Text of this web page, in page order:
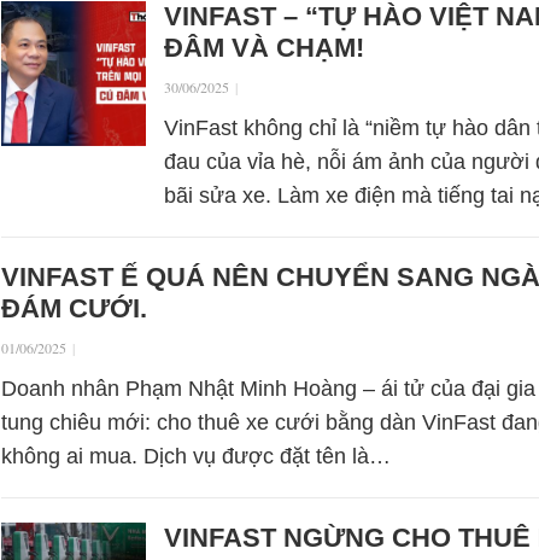
VINFAST – “TỰ HÀO VIỆT
ĐÂM VÀ CHẠM!
30/06/2025 |
VinFast không chỉ là “niềm tự hào dân
đau của vỉa hè, nỗi ám ảnh của người
bãi sửa xe. Làm xe điện mà tiếng tai
VINFAST Ế QUÁ NÊN CHUYỂN SANG
ĐÁM CƯỚI.
01/06/2025 |
Doanh nhân Phạm Nhật Minh Hoàng – ái tử của đại
tung chiêu mới: cho thuê xe cưới bằng dàn VinFast
không ai mua. Dịch vụ được đặt tên là…
VINFAST NGỪNG CHO THUÊ